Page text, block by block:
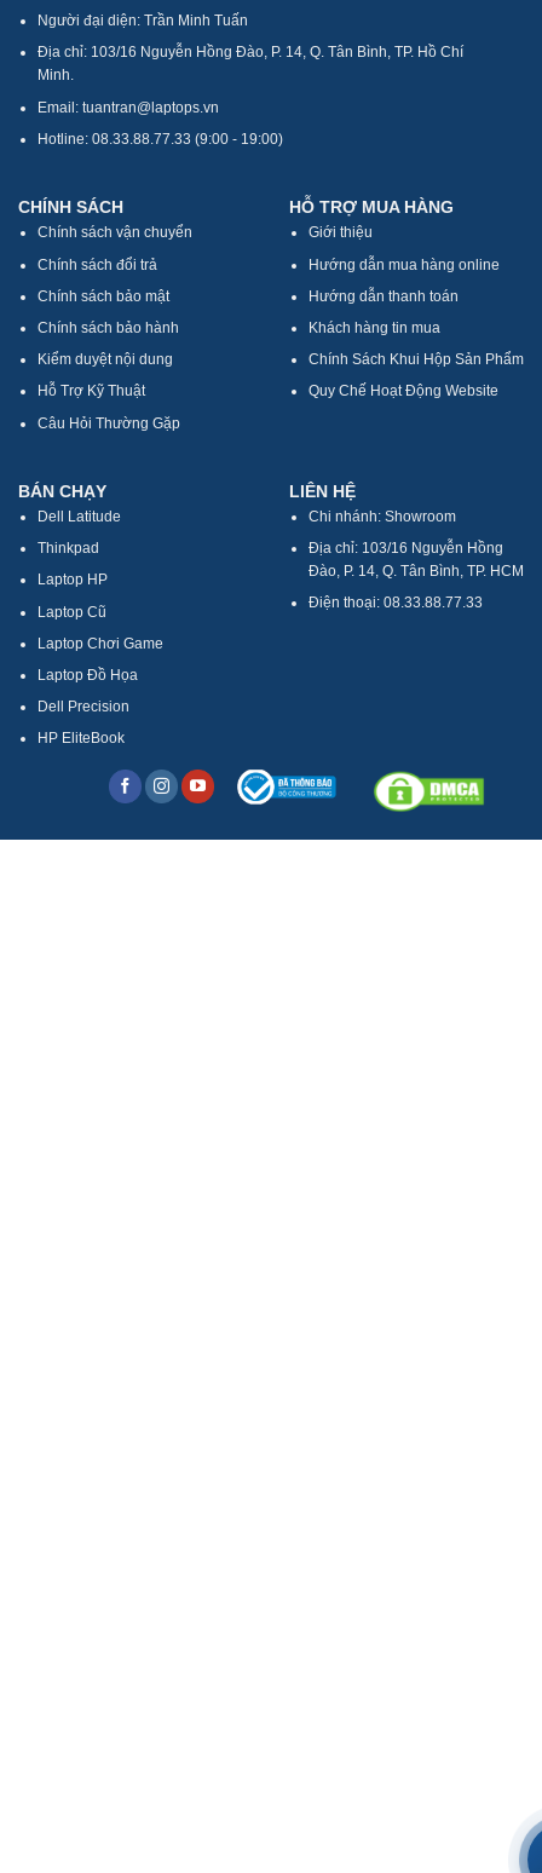
Người đại diện: Trần Minh Tuấn
Địa chỉ: 103/16 Nguyễn Hồng Đào, P. 14, Q. Tân Bình, TP. Hồ Chí
Minh.
Email: tuantran@laptops.vn
Hotline: 08.33.88.77.33 (9:00 - 19:00)
CHÍNH SÁCH
Chính sách vận chuyển
Chính sách đổi trả
Chính sách bảo mật
Chính sách bảo hành
Kiểm duyệt nội dung
Hỗ Trợ Kỹ Thuật
Câu Hỏi Thường Gặp
HỖ TRỢ MUA HÀNG
Giới thiệu
Hướng dẫn mua hàng online
Hướng dẫn thanh toán
Khách hàng tin mua
Chính Sách Khui Hộp Sản Phẩm
Quy Chế Hoạt Động Website
BÁN CHẠY
Dell Latitude
Thinkpad
Laptop HP
Laptop Cũ
Laptop Chơi Game
Laptop Đồ Họa
Dell Precision
HP EliteBook
LIÊN HỆ
Chi nhánh: Showroom
Địa chỉ: 103/16 Nguyễn Hồng
Đào, P. 14, Q. Tân Bình, TP. HCM
Điện thoại: 08.33.88.77.33